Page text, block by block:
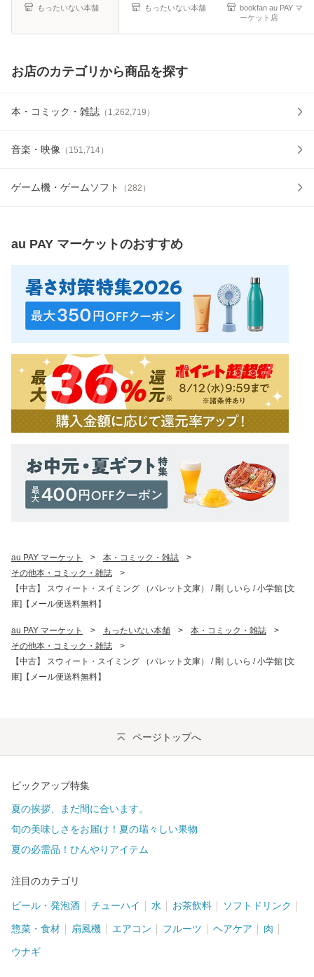
もったいない本舗 もったいない本舗
bookfan au PAY マ
ーケット店
お店のカテゴリから商品を探す
本・コミック・雑誌 （ 1,262,719 ）
音楽・映像 （ 151,714）
ゲーム機・ゲームソフト （282 ）
au PAY マーケットのおすすめ
au PAY マーケット > 本・コミック・雑誌
>
その他本・コミック・雑誌
>
【中古】 スウィート・スイミング （パレット文庫） / 剛 しいら / 小学館 [文
庫]【メール便送料無料】
au PAY マーケット > もったいない本舗 > 本・コミック・雑誌
>
その他本・コミック・雑誌
>
【中古】 スウィート・スイミング （パレット文庫） / 剛 しいら / 小学館 [文
庫]【メール便送料無料】
ページトップへ
ピックアップ特集
夏の挨拶、まだ間に合います。
旬の美味しさをお届け！夏の瑞々しい果物
夏の必需品！ひんやりアイテム
注目のカテゴリ
ビール・発泡酒 チューハイ 水 お茶飲料 ソフトドリンク
惣菜・食材 扇風機 エアコン フルーツ ヘアケア 肉
ウナギ